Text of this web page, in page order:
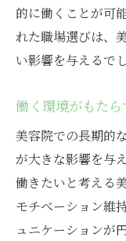
的に働くことが可
れた職場選びは、
い影響を与えるでし
働く環境がもた
美容院での長期的
が大きな影響を与
働きたいと考える
モチベーション維
ュニケーションが